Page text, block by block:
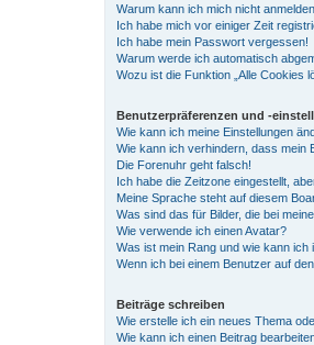
Warum kann ich mich nicht
Ich habe mich vor einiger Zeit
Ich habe mein Passwort vergessen!
Warum werde ich automatisch
Wozu ist die Funktion „Alle Cookies
Benutzerpräferenzen und -
Wie kann ich meine Einstellungen
Wie kann ich verhindern, dass mein
Die Forenuhr geht falsch!
Ich habe die Zeitzone eingestellt,
Meine Sprache steht auf diesem
Was sind das für Bilder, die bei
Wie verwende ich einen Avatar?
Was ist mein Rang und wie kann ich
Wenn ich bei einem Benutzer auf
Beiträge schreiben
Wie erstelle ich ein neues Thema
Wie kann ich einen Beitrag